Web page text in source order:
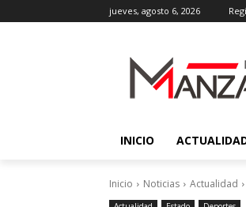
jueves, agosto 6, 2026
INICIO
Inicio Noticias Actualidad